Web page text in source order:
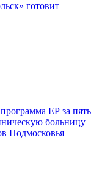
готовит
ЕР за пять
больницу
Подмосковья